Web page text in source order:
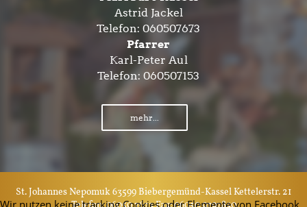
Astrid Jackel
Telefon: 060507673
Pfarrer
Karl-Peter Aul
Telefon: 060507153
mehr...
St. Johannes Nepomuk 63599 Biebergemünd-Kassel Kettelerstr. 21
Wir nutzen keine tracking Cookies oder Elemente von Facebook,